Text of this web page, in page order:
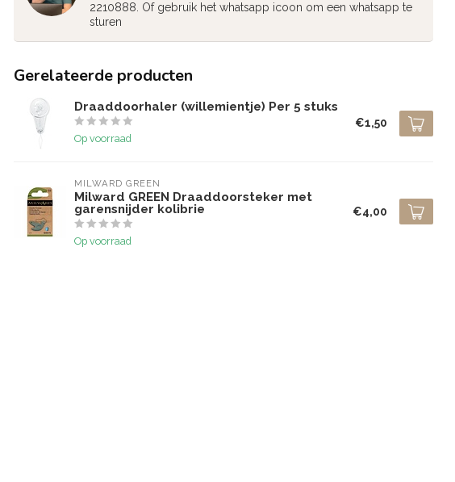
2210888. Of gebruik het whatsapp icoon om een whatsapp te
sturen
Gerelateerde producten
Draaddoorhaler (willemientje) Per 5 stuks
Op voorraad
€1,50
MILWARD GREEN
Milward GREEN Draaddoorsteker met
garensnijder kolibrie
Op voorraad
€4,00